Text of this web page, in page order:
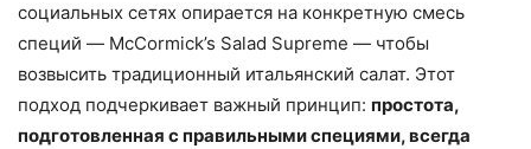
социальных сетях опирается на конкретную смесь
специй — McCormick’s Salad Supreme — чтобы
возвысить традиционный итальянский салат. Этот
подход подчеркивает важный принцип: простота,
подготовленная с правильными специями, всегда